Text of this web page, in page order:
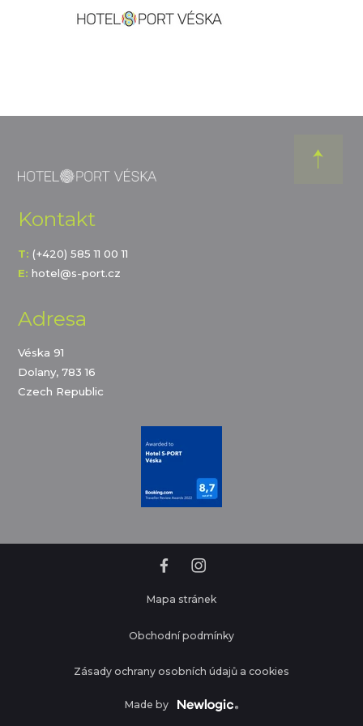
Kontakt
T: (+420) 585 11 00 11
E: hotel@s-port.cz
Adresa
Véska 91
Dolany, 783 16
Czech Republic
Mapa stránek
Obchodní podmínky
Zásady ochrany osobních údajů a cookies
Made by